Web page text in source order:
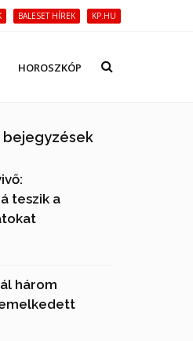
BALESET HÍREK KP.HU
HOROSZKÓP
teszik a
három